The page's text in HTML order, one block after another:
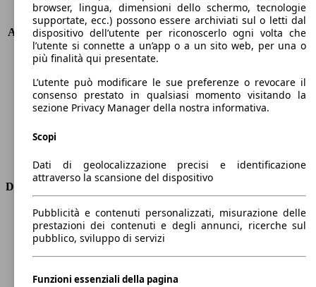
KW (PS)
92 kW (125 PS)
Accelerazione (0-100 km/h)
11.4s
Velocità massima (km/h)
193 km/h
Numero di marce
8
Coppia
170 nm
Cilindrata
998 ccm
Carburante
Benzina
Trasmissione
Dimensioni
Lunghezza
4670 mm
Altezza
1480 mm
Larghezza
Peso massimo
1970 kg
browser, lingua, dimensioni dello schermo, tecnologie
supportate, ecc.) possono essere archiviati sul o letti dal
dispositivo dell’utente per riconoscerlo ogni volta che
l’utente si connette a un’app o a un sito web, per una o
più finalità qui presentate.
L’utente può modificare le sue preferenze o revocare il
consenso prestato in qualsiasi momento visitando la
sezione Privacy Manager della nostra informativa.
Scopi
Dati di geolocalizzazione precisi e identificazione
attraverso la scansione del dispositivo
Pubblicità e contenuti personalizzati, misurazione delle
prestazioni dei contenuti e degli annunci, ricerche sul
pubblico, sviluppo di servizi
Funzioni essenziali della pagina